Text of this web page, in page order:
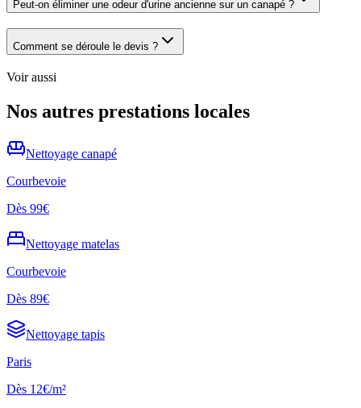
Peut-on éliminer une odeur d'urine ancienne sur un canapé ?
Comment se déroule le devis ?
Voir aussi
Nos autres prestations locales
Nettoyage canapé
Courbevoie
Dès 99€
Nettoyage matelas
Courbevoie
Dès 89€
Nettoyage tapis
Paris
Dès 12€/m²